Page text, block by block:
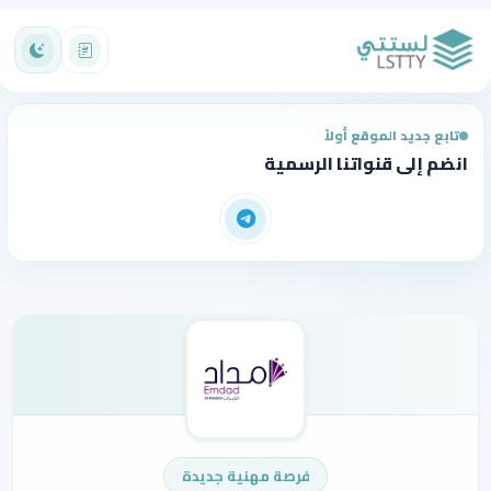
تابع جديد الموقع أولاً
انضم إلى قنواتنا الرسمية
فرصة مهنية جديدة